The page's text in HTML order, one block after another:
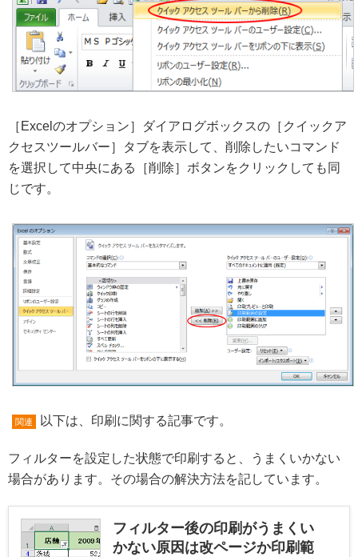
［Excelのオプション］ダイアログボックスの［クイックア
クセスツールバー］タブを表示して、削除したいコマンド
を選択して中央にある［削除］ボタンをクリックしても同
じです。
関連 以下は、印刷に関する記事です。
フィルターを設定した状態で印刷すると、うまくいかない
場合があります。その場合の解決方法を記しています。
フィルター後の印刷がうまくい
かない原因は改ページか印刷範